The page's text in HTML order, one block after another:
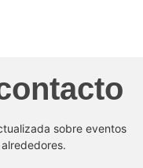
sobre eventos